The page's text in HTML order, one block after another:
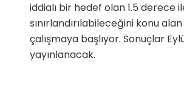
iddialı bir hedef olan 1.5 derece
sınırlandırılabileceğini konu
çalışmaya başlıyor. Sonuçlar
yayınlanacak.